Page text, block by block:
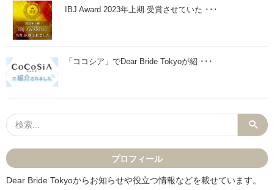
8
月
値
告
食
R
t
g
c
」
IBJ Award 2023年上期 受賞させていた ･･･
「ココシア」でDear Bride Tokyoが紹 ･･･
プロフィール
Dear Bride Tokyoからお知らせや役立つ情報などを載せています。